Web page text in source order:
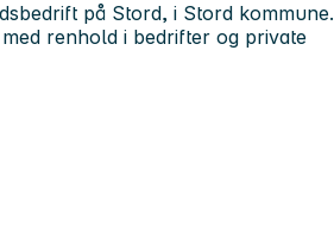
på Stord, i Stord kommune.
renhold i bedrifter og private